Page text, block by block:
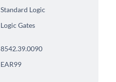
Standard Logic
Logic Gates
8542.39.0090
EAR99